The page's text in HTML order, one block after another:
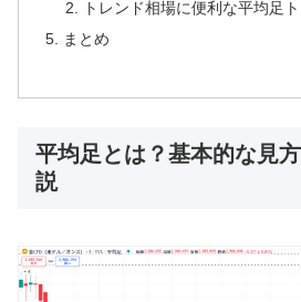
トレンド相場に便利な平均足
まとめ
平均足とは？基本的な見
説